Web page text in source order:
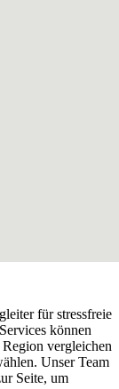
für stressfreie
können
vergleichen
Unser Team
Seite, um